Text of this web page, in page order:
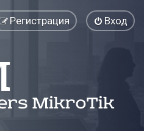
Вход
Регистрация